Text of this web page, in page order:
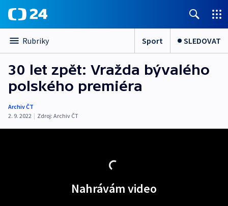
Rubriky Sport SLEDOVAT
30 let zpět: Vražda bývalého
polského premiéra
Archiv ČT
2. 9. 2022 | Zdroj: Archiv ČT
Nahrávám video